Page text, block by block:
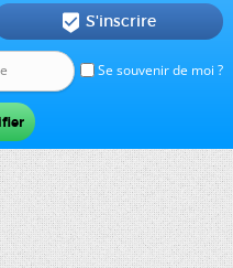
Se souvenir de moi ?
 S'inscrire